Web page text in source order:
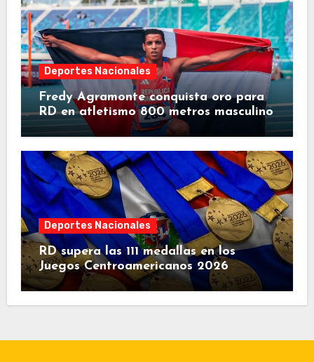
Deportes Nacionales
Fredy Agramonte conquista oro para
RD en atletismo 800 metros masculino
Deportes Nacionales
RD supera las 111 medallas en los
Juegos Centroamericanos 2026